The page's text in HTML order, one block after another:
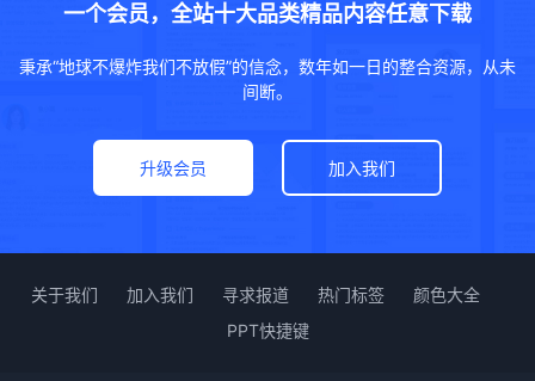
一个会员，全站十大品类精品内容任意下载
秉承“地球不爆炸我们不放假”的信念，数年如一日的整合资源，从未
间断。
升级会员 加入我们
关于我们 加入我们 寻求报道 热门标签
颜色大全
PPT快捷键